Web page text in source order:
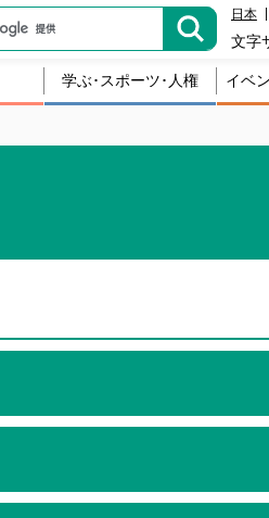
日本
文字
学ぶ･スポーツ･人権 イベ